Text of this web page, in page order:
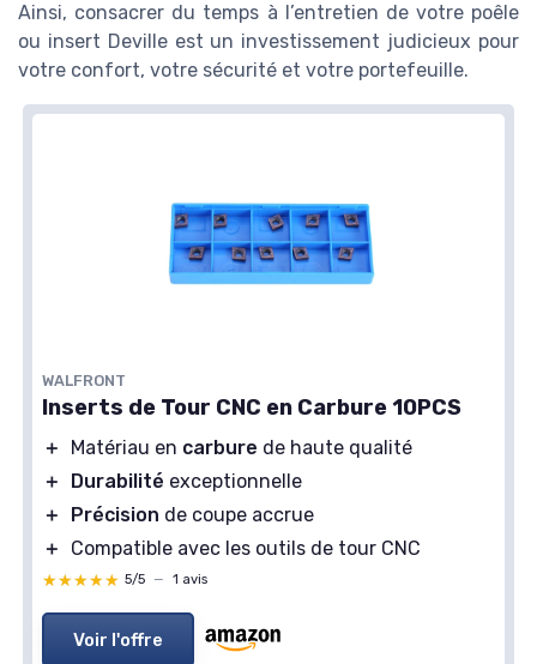
Ainsi, consacrer du temps à l’entretien de votre poêle
ou insert Deville est un investissement judicieux pour
votre confort, votre sécurité et votre portefeuille.
WALFRONT
Inserts de Tour CNC en Carbure 10PCS
＋ Matériau en carbure de haute qualité
＋
Durabilité exceptionnelle
＋
Précision de coupe accrue
＋
Compatible avec les outils de tour CNC
★★★★★
★★★★★ 5/5 — 1 avis
Voir l'offre